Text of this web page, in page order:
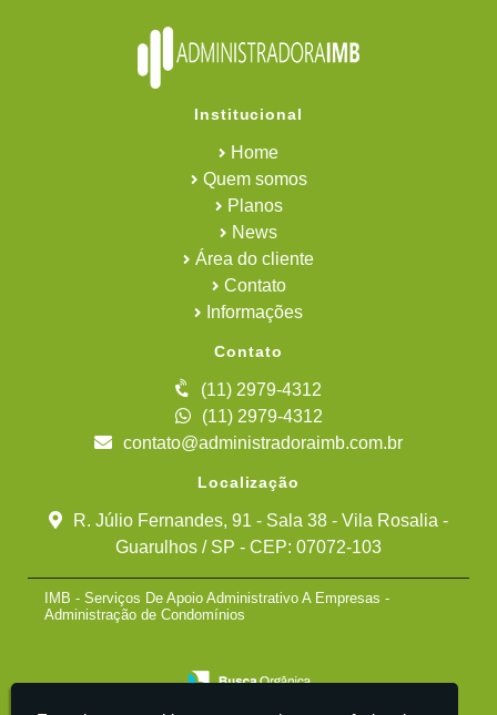
Institucional
Home
Quem somos
Planos
News
Área do cliente
Contato
Informações
Contato
(11) 2979-4312
(11) 2979-4312
contato@administradoraimb.com.br
Localização
R. Júlio Fernandes, 91 - Sala 38 - Vila Rosalia -
Guarulhos / SP - CEP: 07072-103
IMB - Serviços De Apoio Administrativo A Empresas -
Administração de Condomínios